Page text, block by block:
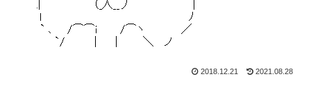
2018.12.21 2021.08.28